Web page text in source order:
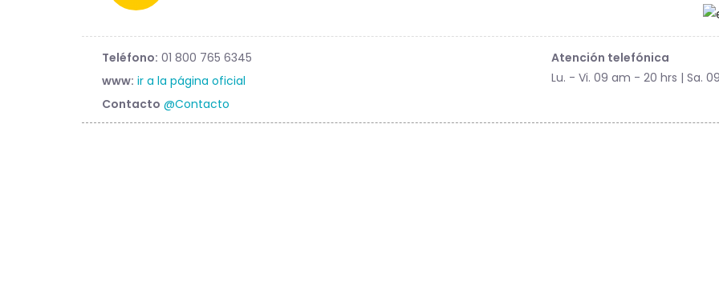
Teléfono: 01 800 765 6345
www: ir a la página oficial
Contacto @Contacto
Atención telefónica
Lu. - Vi. 09 am - 20 hrs | Sa.